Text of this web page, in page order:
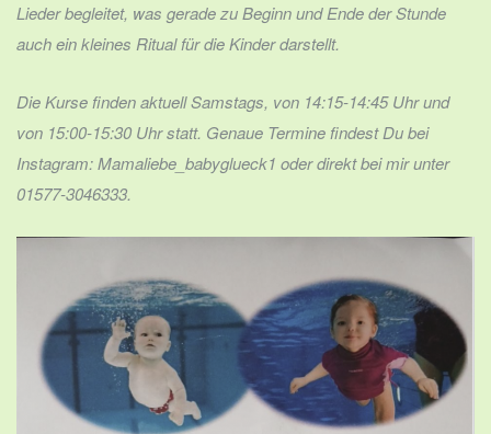
Lieder begleitet, was gerade zu Beginn und Ende der Stunde
auch ein kleines Ritual für die Kinder darstellt.
Die Kurse finden aktuell Samstags, von 14:15-14:45 Uhr und
von 15:00-15:30 Uhr statt. Genaue Termine findest Du bei
Instagram: Mamaliebe_babyglueck1 oder direkt bei mir unter
01577-3046333.